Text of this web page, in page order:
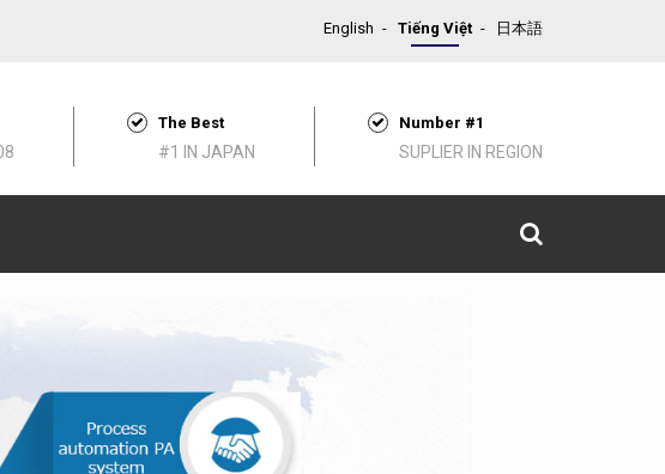
English Tiếng Việt 日本語
The Best
#1 IN JAPAN
Number #1
SUPLIER IN REGION